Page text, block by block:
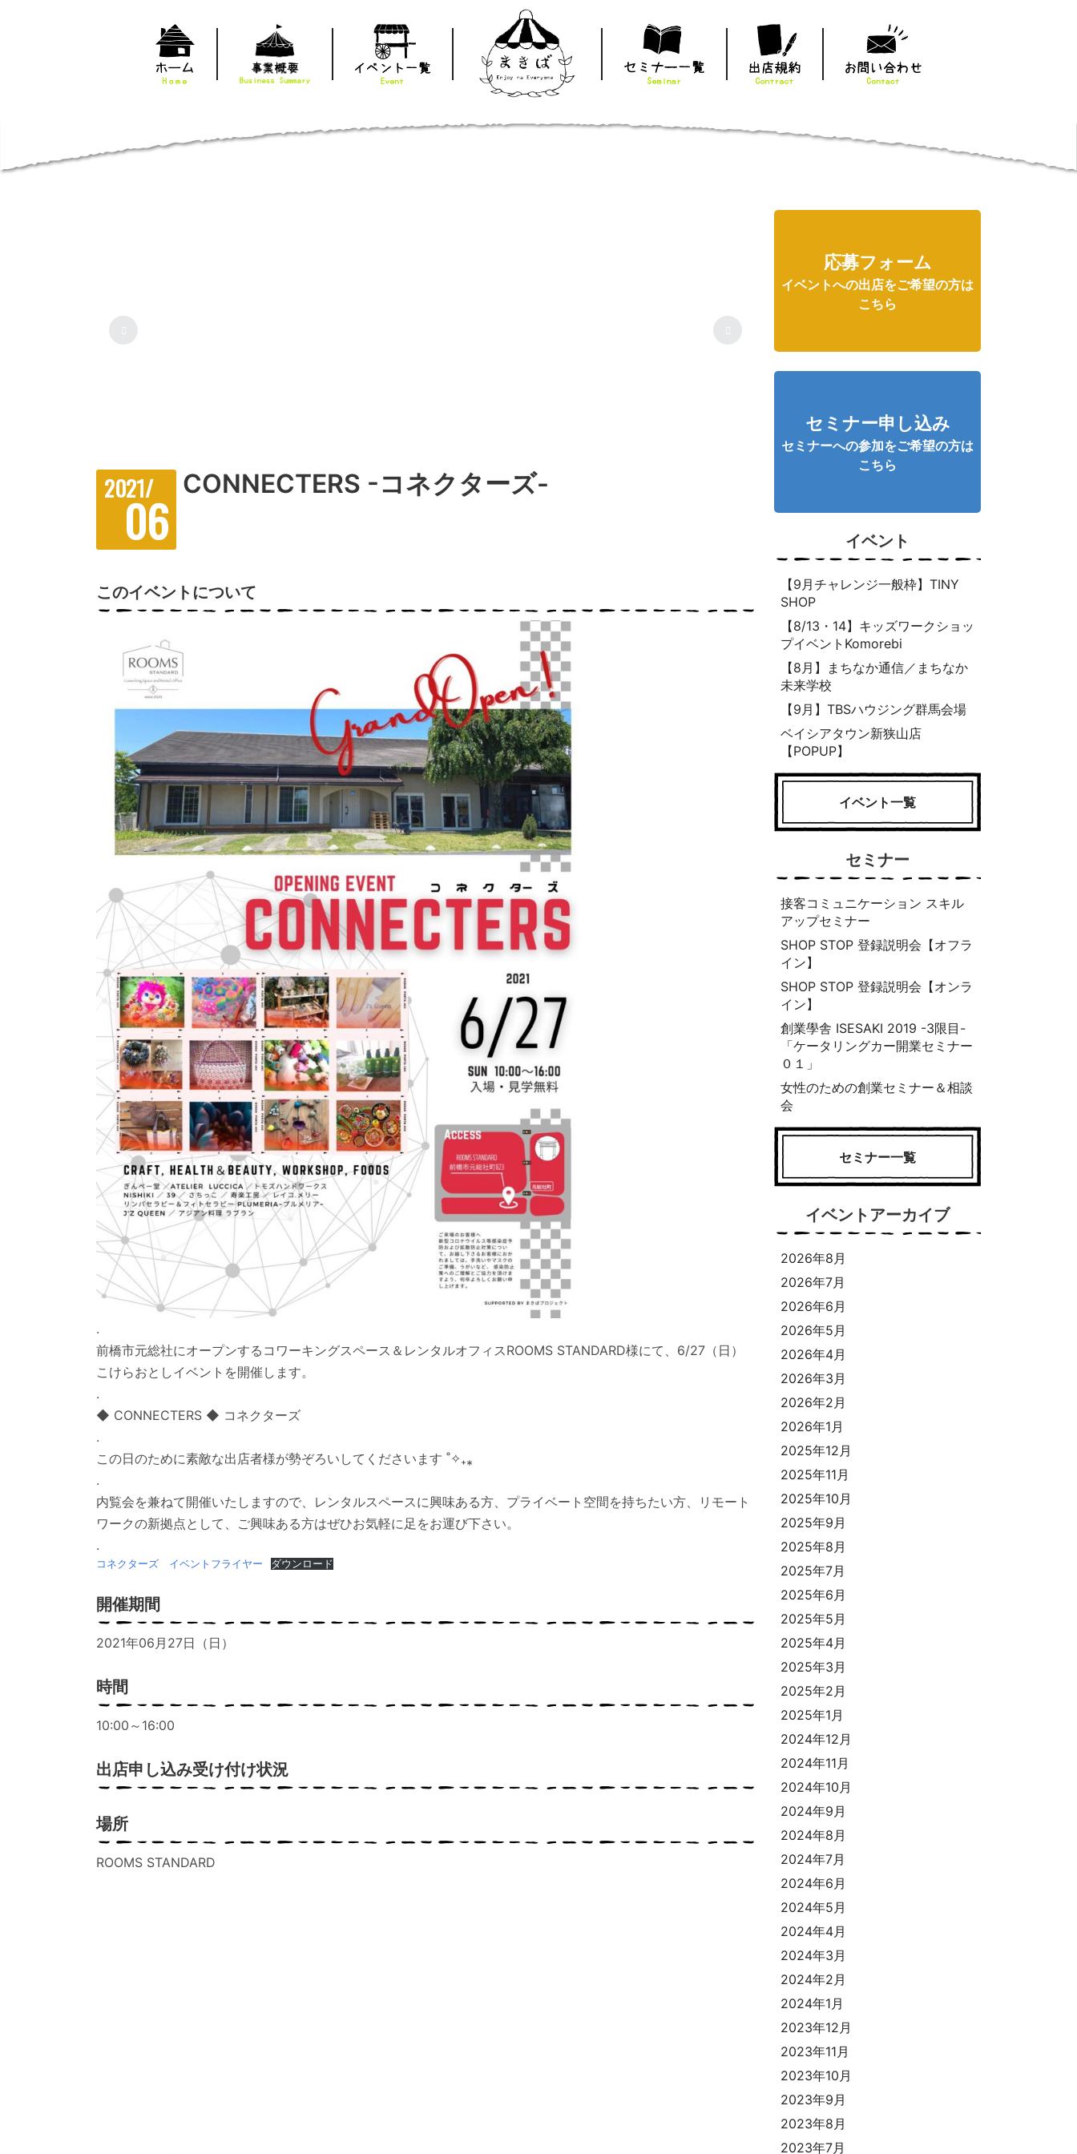
2021/
06
CONNECTERS -コネクターズ-
このイベントについて
.
前橋市元総社にオープンするコワーキングスペース＆レンタルオフィスROOMS STANDARD様にて、6/27（日）
こけらおとしイベントを開催します。
.
◆ CONNECTERS ◆ コネクターズ
.
この日のために素敵な出店者様が勢ぞろいしてくださいます ˚✧₊⁎
.
内覧会を兼ねて開催いたしますので、レンタルスペースに興味ある方、プライベート空間を持ちたい方、リモート
ワークの新拠点として、ご興味ある方はぜひお気軽に足をお運び下さい。
.
コネクターズ イベントフライヤー ダウンロード
開催期間
2021年06月27日（日）
時間
10:00～16:00
出店申し込み受け付け状況
場所
ROOMS STANDARD
応募フォーム
イベントへの出店をご希望の方は
こちら
セミナー申し込み
セミナーへの参加をご希望の方は
こちら
イベント
【9月チャレンジ一般枠】TINY
SHOP
【8/13・14】キッズワークショッ
プイベントKomorebi
【8月】まちなか通信／まちなか
未来学校
【9月】TBSハウジング群馬会場
ベイシアタウン新狭山店
【POPUP】
イベント一覧
セミナー
接客コミュニケーション スキル
アップセミナー
SHOP STOP 登録説明会【オフラ
イン】
SHOP STOP 登録説明会【オンラ
イン】
創業學舎 ISESAKI 2019 -3限目-
「ケータリングカー開業セミナー
０１」
女性のための創業セミナー＆相談
会
セミナー一覧
イベントアーカイブ
2026年8月
2026年7月
2026年6月
2026年5月
2026年4月
2026年3月
2026年2月
2026年1月
2025年12月
2025年11月
2025年10月
2025年9月
2025年8月
2025年7月
2025年6月
2025年5月
2025年4月
2025年3月
2025年2月
2025年1月
2024年12月
2024年11月
2024年10月
2024年9月
2024年8月
2024年7月
2024年6月
2024年5月
2024年4月
2024年3月
2024年2月
2024年1月
2023年12月
2023年11月
2023年10月
2023年9月
2023年8月
2023年7月